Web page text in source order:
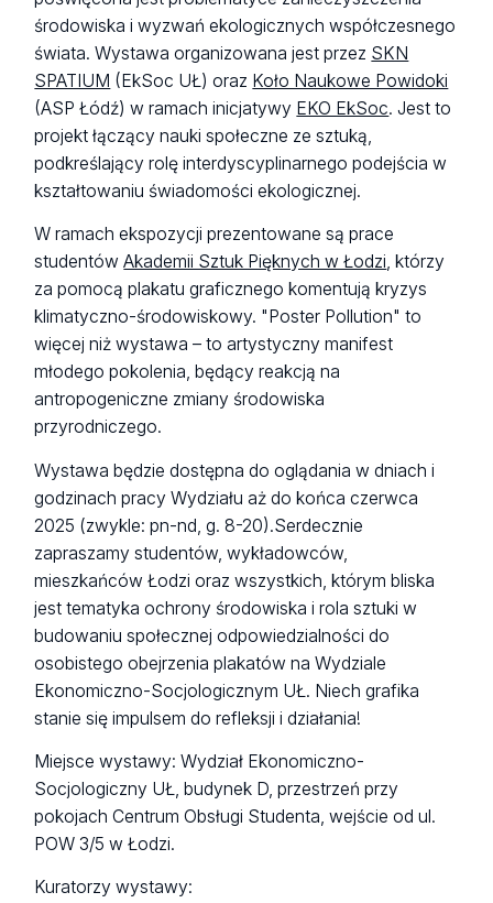
środowiska i wyzwań ekologicznych współczesnego
świata. Wystawa organizowana jest przez SKN
SPATIUM (EkSoc UŁ) oraz Koło Naukowe Powidoki
(ASP Łódź) w ramach inicjatywy EKO EkSoc. Jest to
projekt łączący nauki społeczne ze sztuką,
podkreślający rolę interdyscyplinarnego podejścia w
kształtowaniu świadomości ekologicznej.
W ramach ekspozycji prezentowane są prace
studentówAkademii Sztuk Pięknych w Łodzi, którzy
za pomocą plakatu graficznego komentują kryzys
klimatyczno-środowiskowy. "Poster Pollution" to
więcej niż wystawa – to artystyczny manifest
młodego pokolenia, będący reakcją na
antropogeniczne zmiany środowiska
przyrodniczego.
Wystawa będzie dostępna do oglądania w dniach i
godzinach pracy Wydziału aż do końca czerwca
2025 (zwykle: pn-nd, g. 8-20).Serdecznie
zapraszamy studentów, wykładowców,
mieszkańców Łodzi oraz wszystkich, którym bliska
jest tematyka ochrony środowiska i rola sztuki w
budowaniu społecznej odpowiedzialności do
osobistego obejrzenia plakatów na Wydziale
Ekonomiczno-Socjologicznym UŁ. Niech grafika
stanie się impulsem do refleksji i działania!
Miejsce wystawy: Wydział Ekonomiczno-
Socjologiczny UŁ, budynek D, przestrzeń przy
pokojach Centrum Obsługi Studenta, wejście od ul.
POW 3/5 w Łodzi.
Kuratorzy wystawy: